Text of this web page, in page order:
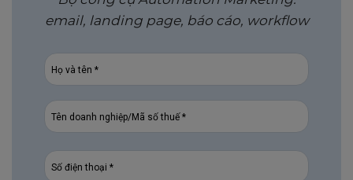
email, landing page, báo cáo, workflow